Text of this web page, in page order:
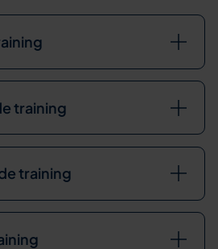
training
training